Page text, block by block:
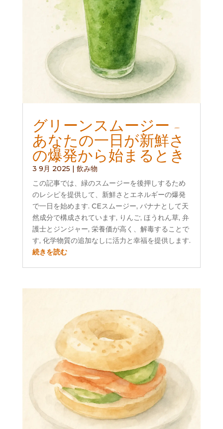
グリーンスムージー -
あなたの一日が新鮮さ
の爆発から始まるとき
3 9月 2025 | 飲み物
この記事では、緑のスムージーを後押しするため
のレシピを提供して、新鮮さとエネルギーの爆発
で一日を始めます. CEスムージー, バナナとして天
然成分で構成されています, りんご, ほうれん草, 弁
護士とジンジャー, 栄養価が高く、解毒することで
す, 化学物質の追加なしに活力と幸福を提供します.
続きを読む